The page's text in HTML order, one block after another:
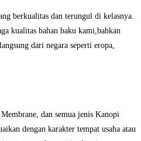
berkualitas dan terungul di kelasnya.
kualitas bahan baku kami,bahkan
dari negara seperti eropa,
dan semua jenis Kanopi
dengan karakter tempat usaha atau